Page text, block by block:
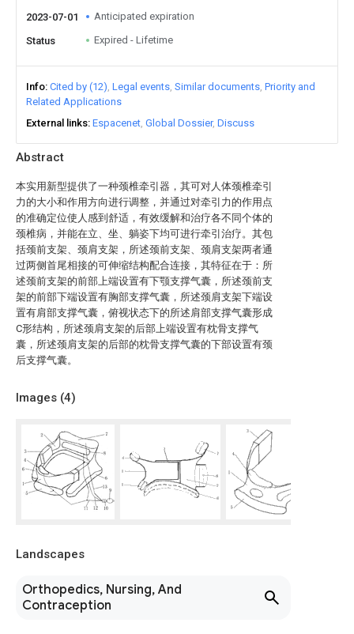
Abstract
本实用新型提供了一种颈椎牵引器，其可对人体颈椎牵引
力的大小和作用方向进行调整，并通过对牵引力的作用点
的准确定位使人感到舒适，有效缓解和治疗各不同个体的
颈椎病，并能在立、坐、躺姿下均可进行牵引治疗。其包
括颈前支架、颈肩支架，所述颈前支架、颈肩支架两者通
过两侧首尾相接的可伸缩结构配合连接，其特征在于：所
述颈前支架的前部上端设置有下颚支撑气囊，所述颈前支
架的前部下端设置有胸部支撑气囊，所述颈肩支架下端设
置有肩部支撑气囊，俯视状态下的所述肩部支撑气囊形成
C形结构，所述颈肩支架的后部上端设置有枕骨支撑气
囊，所述颈肩支架的后部的枕骨支撑气囊的下部设置有颈
后支撑气囊。
Images (4)
Landscapes
Orthopedics, Nursing, And
Contraception
2023-07-01 Anticipated expiration
Status Expired - Lifetime
Info Cited by (12) Legal events Similar documents Priority and
Related Applications
External links Espacenet Global Dossier Discuss